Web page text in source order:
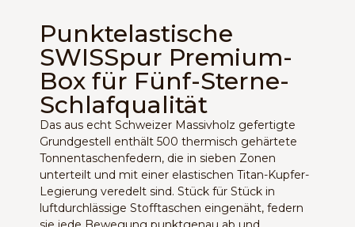
Punktelastische
SWISSpur Premium-
Box für Fünf-Sterne-
Schlafqualität
Das aus echt Schweizer Massivholz gefertigte
Grundgestell enthält 500 thermisch gehärtete
Tonnentaschenfedern, die in sieben Zonen
unterteilt und mit einer elastischen Titan-Kupfer-
Legierung veredelt sind. Stück für Stück in
luftdurchlässige Stofftaschen eingenäht, federn